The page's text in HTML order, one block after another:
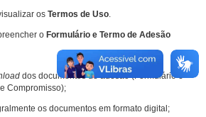
os Termos de Uso.
o Formulário e Termo de Adesão
dos documentos de adesão (Formulário e
Compromisso);
os documentos em formato digital;